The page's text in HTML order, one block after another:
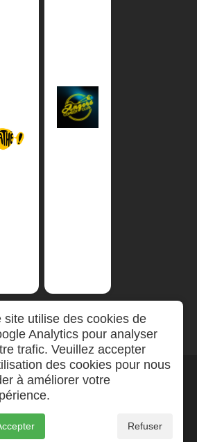
site utilise des cookies de
Analytics pour analyser
trafic. Veuillez accepter
des cookies pour nous
à améliorer votre
Refuser